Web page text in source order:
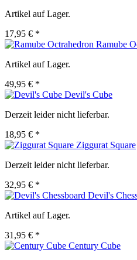
Artikel auf Lager.
17,95 € *
Ramube
Artikel auf Lager.
49,95 € *
Devil's Cube
Derzeit leider nicht lieferbar.
18,95 € *
Ziggurat Square
Derzeit leider nicht lieferbar.
32,95 € *
Devil's
Artikel auf Lager.
31,95 € *
Century Cube